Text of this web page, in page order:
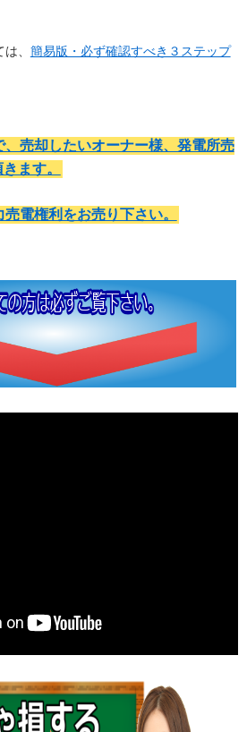
、 簡易版・必ず確認すべき３ステップ
売却したいオーナー様、発電所売
ます。
電権利をお売り下さい。